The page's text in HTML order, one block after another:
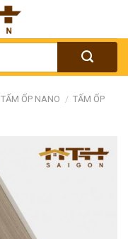
TẤM ỐP NANO / TẤM ỐP